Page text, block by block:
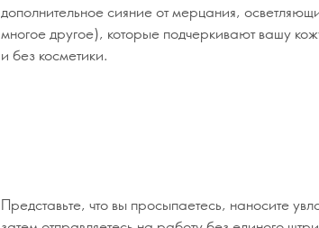
дополнительное сияние от мерцания,
многое другое), которые подчеркивают вашу
и без косметики.
Представьте, что вы просыпаетесь, наносите